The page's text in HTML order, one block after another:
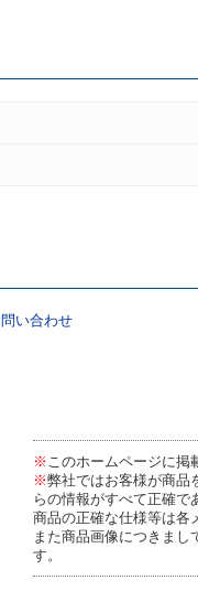
い合わせ
※ このホームページに掲
※弊社ではお客様が商品
らの情報がすべて正確で
商品の正確な仕様等は各
また商品画像につきまし
す。